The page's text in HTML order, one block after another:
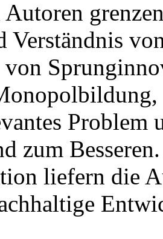
Autoren
Verständnis
von
Problem
zum
liefern die